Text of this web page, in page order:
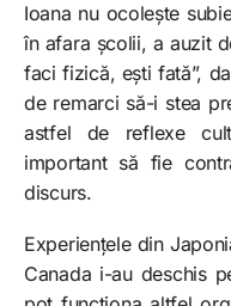
Ioana nu ocolește
în afara școlii, a auzit
faci fizică, ești fată”,
de remarci să-i stea
astfel de reflexe
important să fie
discurs.
Experiențele din
Canada i-au deschis